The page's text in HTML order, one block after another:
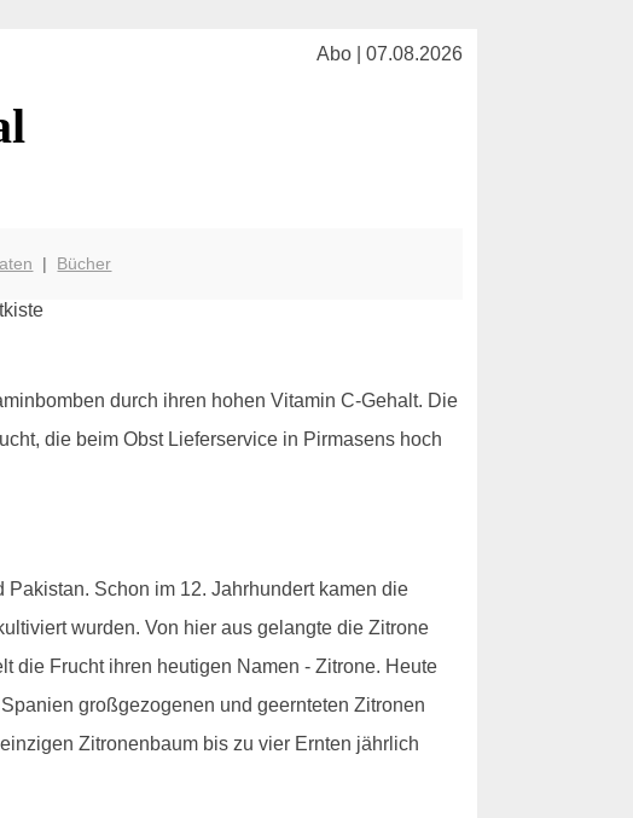
Abo | 07.08.2026
| Bücher
durch ihren hohen Vitamin C-Gehalt. Die
die beim Obst Lieferservice in Pirmasens hoch
Schon im 12. Jahrhundert kamen die
wurden. Von hier aus gelangte die Zitrone
die Frucht ihren heutigen Namen - Zitrone. Heute
großgezogenen und geernteten Zitronen
Zitronenbaum bis zu vier Ernten jährlich